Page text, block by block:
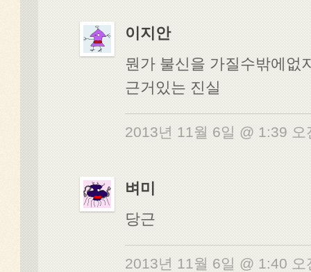
이지안
뭔가 불신을 가질수밖에없
근거있는 진실
2013년 11월 6일 @ 1:39
벼미
당근
2013년 11월 6일 @ 1:40